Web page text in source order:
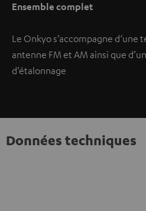
Ensemble complet
Le Onkyo s’accompagne d‘une
antenne FM et AM ainsi que
d’étalonnage
Données techniques